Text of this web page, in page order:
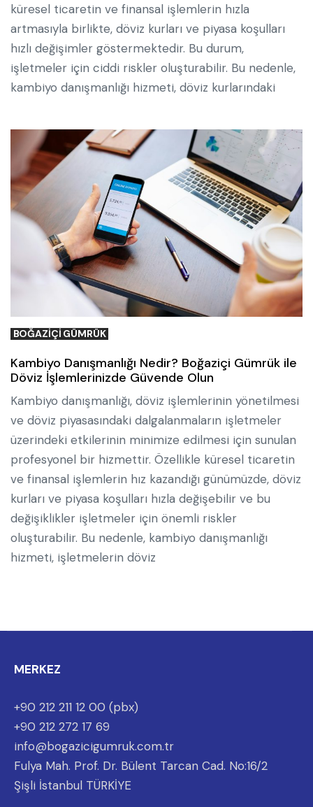
küresel ticaretin ve finansal işlemlerin hızla
artmasıyla birlikte, döviz kurları ve piyasa koşulları
hızlı değişimler göstermektedir. Bu durum,
işletmeler için ciddi riskler oluşturabilir. Bu nedenle,
kambiyo danışmanlığı hizmeti, döviz kurlarındaki
BOĞAZIÇI GÜMRÜK
Kambiyo Danışmanlığı Nedir? Boğaziçi Gümrük ile
Döviz İşlemlerinizde Güvende Olun
Kambiyo danışmanlığı, döviz işlemlerinin yönetilmesi
ve döviz piyasasındaki dalgalanmaların işletmeler
üzerindeki etkilerinin minimize edilmesi için sunulan
profesyonel bir hizmettir. Özellikle küresel ticaretin
ve finansal işlemlerin hız kazandığı günümüzde, döviz
kurları ve piyasa koşulları hızla değişebilir ve bu
değişiklikler işletmeler için önemli riskler
oluşturabilir. Bu nedenle, kambiyo danışmanlığı
hizmeti, işletmelerin döviz
MERKEZ
+90 212 211 12 00 (pbx)
+90 212 272 17 69
info@bogazicigumruk.com.tr
Fulya Mah. Prof. Dr. Bülent Tarcan Cad. No:16/2
Şişli İstanbul TÜRKİYE